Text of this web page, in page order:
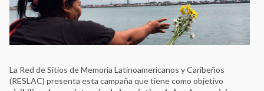
La Red de Sitios de Memoria Latinoamericanos y Caribeños
(RESLAC) presenta esta campaña que tiene como objetivo